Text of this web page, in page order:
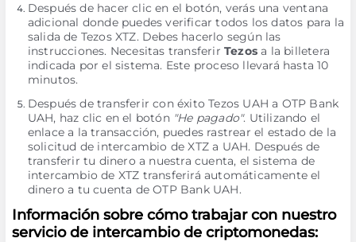
Después de hacer clic en el botón, verás una ventana
adicional donde puedes verificar todos los datos para la
salida de Tezos XTZ. Debes hacerlo según las
instrucciones. Necesitas transferir Tezosa la billetera
indicada por el sistema. Este proceso llevará hasta 10
minutos.
Después de transferir con éxito Tezos UAH a OTP Bank
UAH, haz clic en el botón "He pagado". Utilizando el
enlace a la transacción, puedes rastrear el estado de la
solicitud de intercambio de XTZ a UAH. Después de
transferir tu dinero a nuestra cuenta, el sistema de
intercambio de XTZ transferirá automáticamente el
dinero a tu cuenta de OTP Bank UAH.
Información sobre cómo trabajar con nuestro
servicio de intercambio de criptomonedas: